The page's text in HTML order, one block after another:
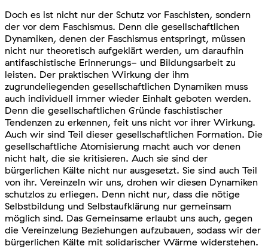
Doch es ist nicht nur der Schutz vor Faschisten, sondern
der vor dem Faschismus. Denn die gesellschaftlichen
Dynamiken, denen der Faschismus entspringt, müssen
nicht nur theoretisch aufgeklärt werden, um daraufhin
antifaschistische Erinnerungs- und Bildungsarbeit zu
leisten. Der praktischen Wirkung der ihm
zugrundeliegenden gesellschaftlichen Dynamiken muss
auch individuell immer wieder Einhalt geboten werden.
Denn die gesellschaftlichen Gründe faschistischer
Tendenzen zu erkennen, feit uns nicht vor ihrer Wirkung.
Auch wir sind Teil dieser gesellschaftlichen Formation. Die
gesellschaftliche Atomisierung macht auch vor denen
nicht halt, die sie kritisieren. Auch sie sind der
bürgerlichen Kälte nicht nur ausgesetzt. Sie sind auch Teil
von ihr. Vereinzeln wir uns, drohen wir diesen Dynamiken
schutzlos zu erliegen. Denn nicht nur, dass die nötige
Selbstbildung und Selbstaufklärung nur gemeinsam
möglich sind. Das Gemeinsame erlaubt uns auch, gegen
die Vereinzelung Beziehungen aufzubauen, sodass wir der
bürgerlichen Kälte mit solidarischer Wärme widerstehen.